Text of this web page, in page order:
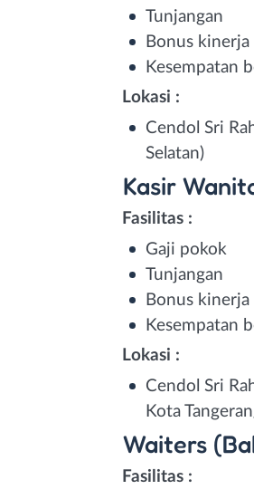
Tunjangan
Bonus kinerja
Kesempatan
Lokasi :
Cendol Sri
Selatan)
Kasir
Fasilitas :
Gaji pokok
Tunjangan
Bonus kinerja
Kesempatan
Lokasi :
Cendol Sri
Kota
Waiters
Fasilitas :